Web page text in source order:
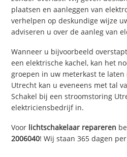
plaatsen en aanleggen van
verhelpen op deskundige wijze
adviseren u over de aanleg van
Wanneer u bijvoorbeeld
een elektrische kachel, kan het
groepen in uw meterkast te
Utrecht kan u eveneens met tal
Schakel bij een stroomstoring
elektriciensbedrijf in.
Voor lichtschakelaar repareren
2006040! Wij staan 365 dagen